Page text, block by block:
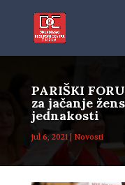
PARIŠKI
za jačanje
jednakosti
jul 6, 2021| Novosti